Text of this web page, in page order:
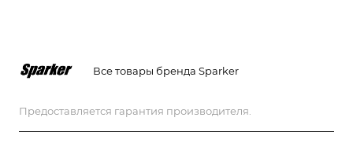
Все товары бренда Sparker
Предоставляется гарантия производителя.